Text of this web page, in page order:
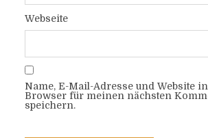
Webseite
Name, E-Mail-Adresse und Website
Browser für meinen nächsten
speichern.